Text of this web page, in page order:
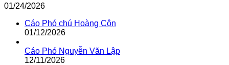
01/24/2026
Cáo Phó chú Hoàng Côn
01/12/2026
Cáo Phó Nguyễn Văn Lập
12/11/2026